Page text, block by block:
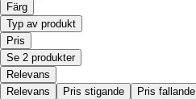
Färg
Typ av produkt
Pris
Se 2 produkter
Relevans
Relevans
Pris stigande Pris fallande